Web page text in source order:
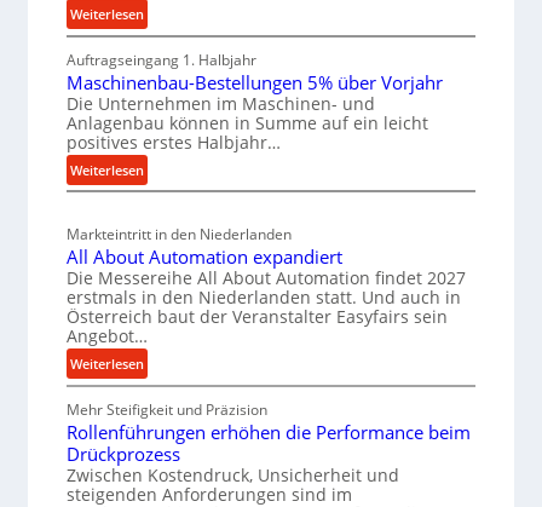
e
i
l
e
n
i
e
r
k
z
e
g
a
u
p
r
e
s
s
e
h
e
W
r
s
h
a
f
t
i
g
t
s
i
Weiterlesen:
M
a
t
e
r
i
a
l
e
r
s
o
g
u
n
g
e
n
t
Auftragseingang 1. Halbjahr
Maschinenbau-Bestellungen 5% über Vorjahr
Die Unternehmen im Maschinen- und
Anlagenbau können in Summe auf ein leicht
positives erstes Halbjahr…
Weiterlesen:
M
s
c
h
i
n
e
n
a
u
-
B
Markteintritt in den Niederlanden
All About Automation expandiert
Die Messereihe All About Automation findet 2027
erstmals in den Niederlanden statt. Und auch in
Österreich baut der Veranstalter Easyfairs sein
Angebot…
Weiterlesen:
A
l
l
A
b
o
Mehr Steifigkeit und Präzision
Rollenführungen erhöhen die Performance beim
Drückprozess
Zwischen Kostendruck, Unsicherheit und
steigenden Anforderungen sind im